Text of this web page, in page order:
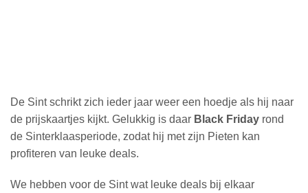
De Sint schrikt zich ieder jaar weer een hoedje als hij naar
de prijskaartjes kijkt. Gelukkig is daar Black Friday rond
de Sinterklaasperiode, zodat hij met zijn Pieten kan
profiteren van leuke deals.
We hebben voor de Sint wat leuke deals bij elkaar